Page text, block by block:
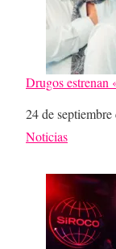
Drugos estrenan
Fecha
24 de septiembre
Respecto a
Noticias